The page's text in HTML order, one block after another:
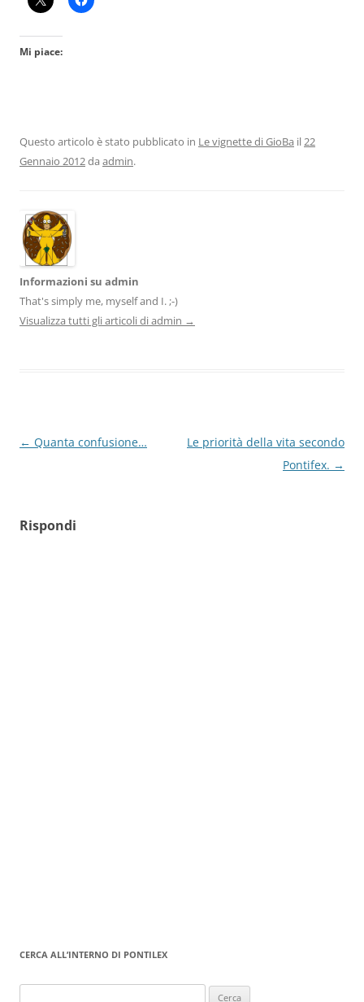
Mi piace:
Questo articolo è stato pubblicato in Le vignette di GioBa il22
Gennaio 2012da admin.
Informazioni su admin
That's simply me, myself and I. ;-)
Visualizza tutti gli articoli di admin →
Navigazione
← Quanta confusione…
Le priorità della vita secondo
Pontifex. →
Rispondi
CERCA ALL’INTERNO DI PONTILEX